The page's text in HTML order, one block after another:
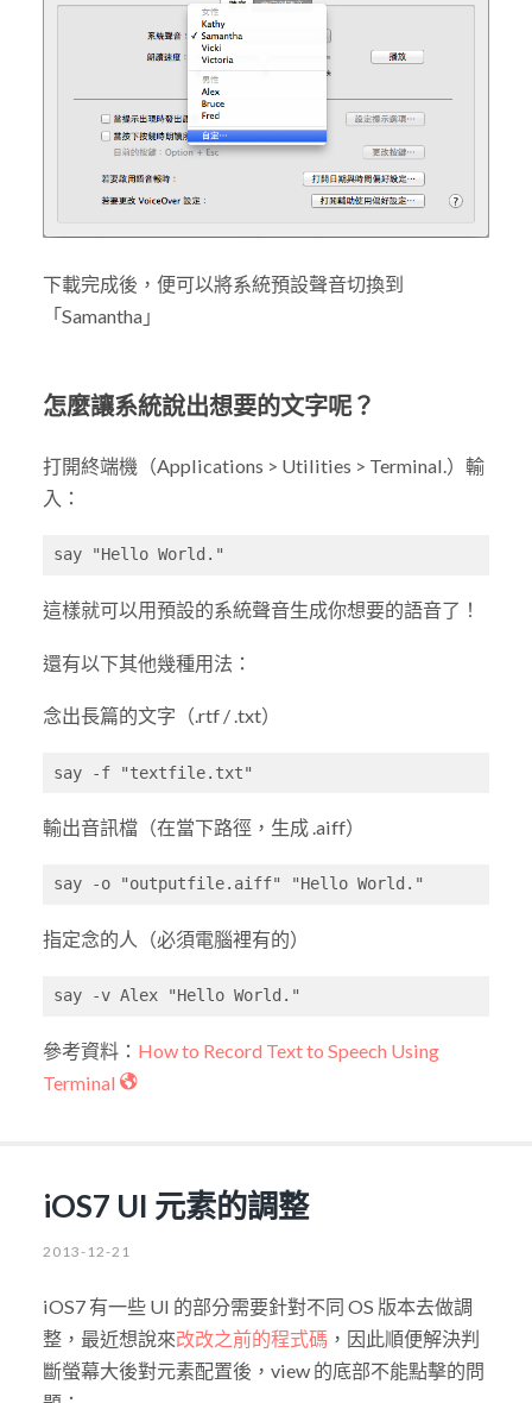
下載完成後，便可以將系統預設聲音切換到
「Samantha」
怎麼讓系統說出想要的文字呢？
打開終端機（Applications > Utilities > Terminal.）輸
入：
say "Hello World."
這樣就可以用預設的系統聲音生成你想要的語音了！
還有以下其他幾種用法：
念出長篇的文字（.rtf / .txt）
say -f "textfile.txt"
輸出音訊檔（在當下路徑，生成 .aiff）
say -o "outputfile.aiff" "Hello World."
指定念的人（必須電腦裡有的）
say -v Alex "Hello World."
參考資料： How to Record Text to Speech Using
Terminal
iOS7 UI 元素的調整
2013-12-21
iOS7 有一些 UI 的部分需要針對不同 OS 版本去做調
整，最近想說來改改之前的程式碼，因此順便解決判
斷螢幕大後對元素配置後，view 的底部不能點擊的問